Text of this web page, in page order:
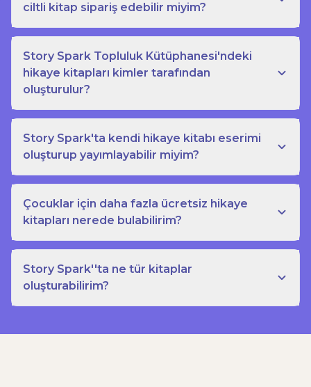
ciltli kitap sipariş edebilir miyim?
Story Spark Topluluk Kütüphanesi'ndeki
hikaye kitapları kimler tarafından
oluşturulur?
Story Spark'ta kendi hikaye kitabı eserimi
oluşturup yayımlayabilir miyim?
Çocuklar için daha fazla ücretsiz hikaye
kitapları nerede bulabilirim?
Story Spark''ta ne tür kitaplar
oluşturabilirim?